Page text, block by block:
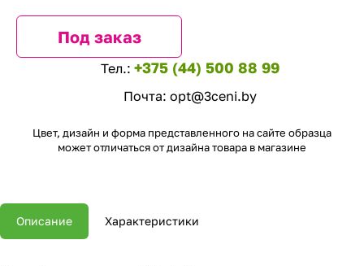
Под заказ
Тел.: +375 (44) 500 88 99
Почта: opt@3ceni.by
Цвет, дизайн и форма представленного на сайте образца
может отличаться от дизайна товара в магазине
Описание Характеристики